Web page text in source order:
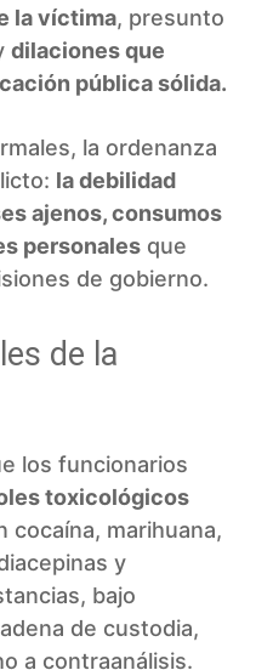
la víctima, presunto
dilaciones que
pública sólida.
la ordenanza
la debilidad
ajenos, consumos
personales que
de gobierno.
de la
los funcionarios
toxicológicos
cocaína, marihuana,
y
bajo
de custodia,
a contraanálisis.